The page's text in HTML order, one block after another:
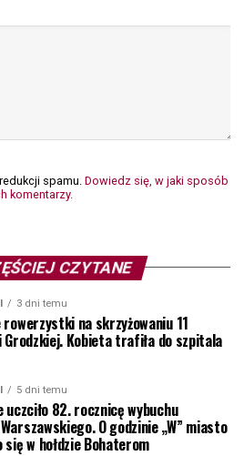
spamu. Dowiedz się, w jaki sposób
komentarzy.
CZYTANE
3 dni temu
na skrzyżowaniu 11
Grodzkiej. Kobieta trafiła do szpitala
5 dni temu
uczciło 82. rocznicę wybuchu
O godzinie „W” miasto
się w hołdzie Bohaterom